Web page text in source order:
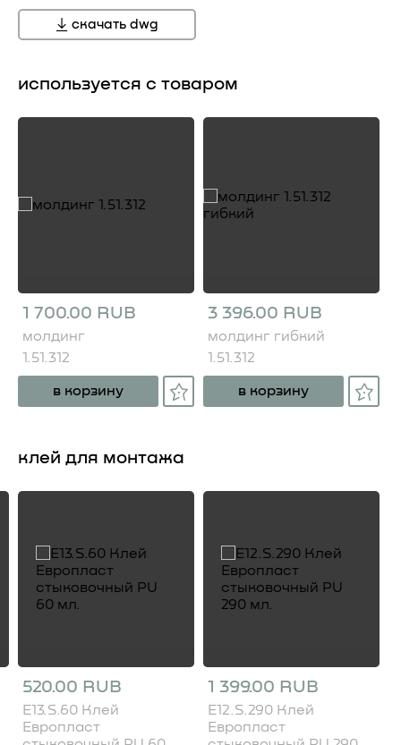
скачать dwg
используется с товаром
1 700.00 RUB
молдинг
1.51.312
в корзину
3 396.00 RUB
молдинг гибкий
1.51.312
в корзину
клей для монтажа
520.00 RUB
E13.S.60 Клей
Европласт
1 399.00 RUB
E12.S.290 Клей
Европласт